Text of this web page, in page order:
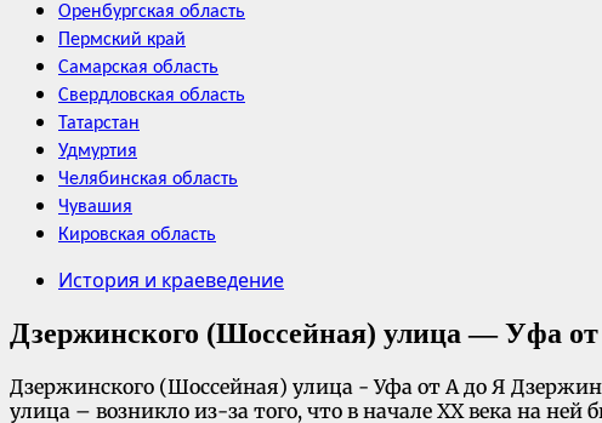
Оренбургская область
Пермский край
Самарская область
Свердловская область
Татарстан
Удмуртия
Челябинская область
Чувашия
Кировская область
История и краеведение
Дзержинского (Шоссейная) улица — Уфа
Дзержинского (Шоссейная) улица - Уфа от А до Я
улица – возникло из-за того, что в начале XX века на